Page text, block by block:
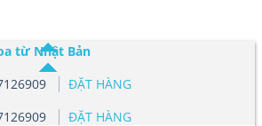
từ Nhật Bản
ĐẶT HÀNG
ĐẶT HÀNG